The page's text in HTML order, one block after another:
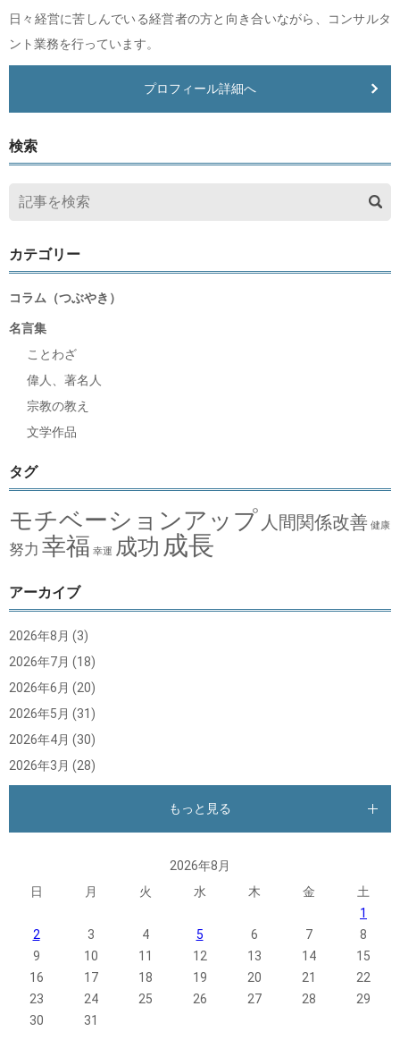
日々経営に苦しんでいる経営者の方と向き合いながら、コンサルタ
ント業務を行っています。
プロフィール詳細へ
検索
カテゴリー
コラム（つぶやき）
名言集
ことわざ
偉人、著名人
宗教の教え
文学作品
タグ
モチベーションアップ 人間関係改善 健康
努力 幸福 幸運 成功 成長
アーカイブ
2026年8月 (3)
2026年7月 (18)
2026年6月 (20)
2026年5月 (31)
2026年4月 (30)
2026年3月 (28)
もっと見る
2026年8月
日
月 火 水 木 金
土
1
2
3 4 5 6 7
8
9
10 11 12 13 14
15
16
17 18 19 20 21
22
23
24 25 26 27 28
29
30
31